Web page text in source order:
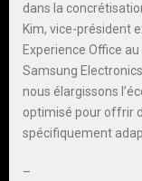
dans la
Kim, vice-président
Experience Office
Samsung
nous élargissons
optimisé pour offrir
spécifiquement
–